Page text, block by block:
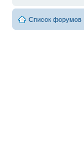
Список форумов